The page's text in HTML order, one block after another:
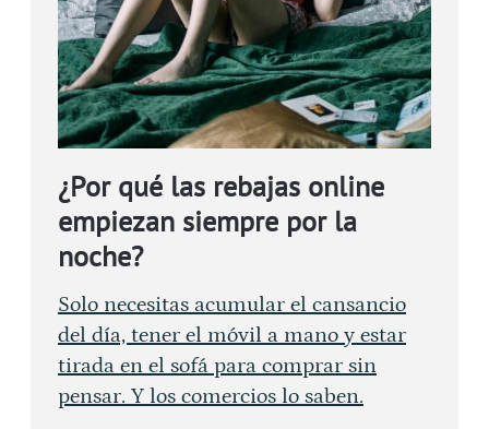
¿Por qué las rebajas online
empiezan siempre por la
noche?
Solo necesitas acumular el cansancio
del día, tener el móvil a mano y estar
tirada en el sofá para comprar sin
pensar. Y los comercios lo saben.